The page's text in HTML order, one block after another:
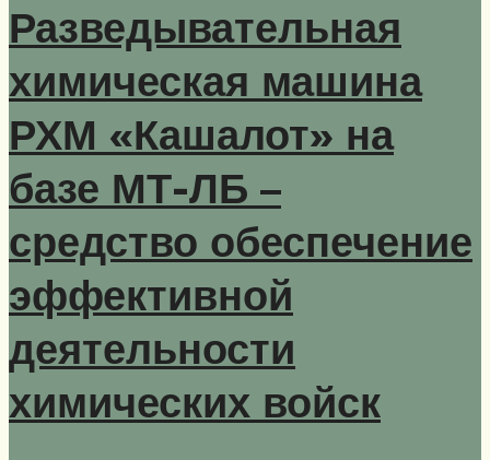
Разведывательная
химическая машина
РХМ «Кашалот» на
базе МТ-ЛБ –
средство обеспечение
эффективной
деятельности
химических войск